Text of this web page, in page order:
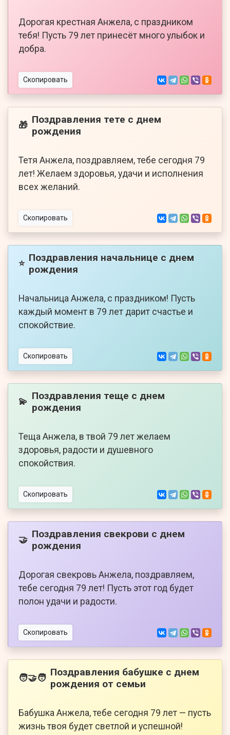
Дорогая крестная Анжела, с праздником
тебя! Пусть 79 лет принесёт много улыбок и
добра.
Скопировать
🎁 Поздравления тете с днем
рождения
Тетя Анжела, поздравляем, тебе сегодня 79
лет! Желаем здоровья, удачи и исполнения
всех желаний.
Скопировать
⭐ Поздравления начальнице с днем
рождения
Начальница Анжела, с праздником! Пусть
каждый момент в 79 лет дарит счастье и
спокойствие.
Скопировать
💫 Поздравления теще с днем
рождения
Теща Анжела, в твой 79 лет желаем
здоровья, радости и душевного
спокойствия.
Скопировать
🤝 Поздравления свекрови с днем
рождения
Дорогая свекровь Анжела, поздравляем,
тебе сегодня 79 лет! Пусть этот год будет
полон удачи и радости.
Скопировать
🧑‍🤝‍🧑 Поздравления бабушке с днем
рождения от семьи
Бабушка Анжела, тебе сегодня 79 лет — пусть
жизнь твоя будет светлой и успешной!